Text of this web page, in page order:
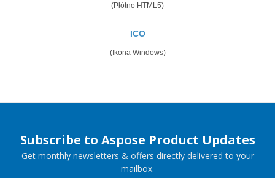
(Płótno HTML5)
ICO
(Ikona Windows)
Subscribe to Aspose Product Updates
Get monthly newsletters & offers directly delivered to your
mailbox.